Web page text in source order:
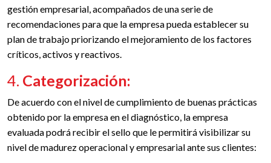
gestión empresarial, acompañados de una serie de
recomendaciones para que la empresa pueda establecer su
plan de trabajo priorizando el mejoramiento de los factores
críticos, activos y reactivos.
4. Categorización:
De acuerdo con el nivel de cumplimiento de buenas prácticas
obtenido por la empresa en el diagnóstico, la empresa
evaluada podrá recibir el sello que le permitirá visibilizar su
nivel de madurez operacional y empresarial ante sus clientes: